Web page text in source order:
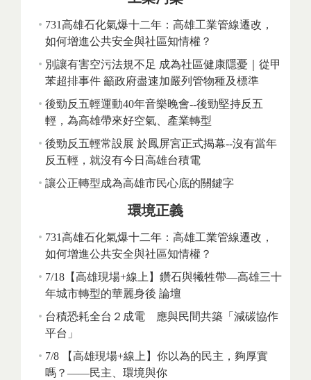
731高雄石化氣爆十二年：高雄工業管線遷改，
如何增進公共安全與社區知情權？
別讓有害空污法規不足 成為社區健康隱憂｜從甲
苯超排事件 籲政府盡速加嚴列管物種及標準
後勁反五輕運動40年音樂晚會--後勁堅持反五
輕，為高雄帶來好空氣、產業轉型
後勁反五輕常設展 於鳳屏宮正式揭幕--沒有當年
反五輕，就沒有今日高雄台積電
讓公正轉型成為高雄市民心底的關鍵字
環境正義
731高雄石化氣爆十二年：高雄工業管線遷改，
如何增進公共安全與社區知情權？
7/18【高雄現場+線上】鑽石與犧牲帶—高雄三十
年城市轉型的華麗身後 論壇
台積恐耗全台２成電 應與民間共築「減碳協作
平台」
7/8 【高雄現場+線上】你以為的民主，夠厚實
嗎？——民主、環境與你